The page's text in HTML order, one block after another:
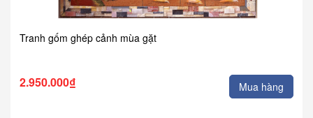
Tranh gốm ghép cảnh mùa gặt
2.950.000₫ Mua hàng